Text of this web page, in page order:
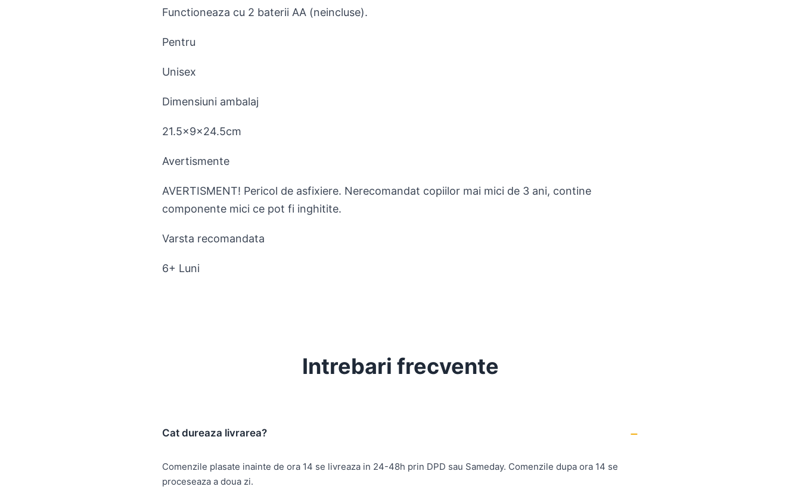
Functioneaza cu 2 baterii AA (neincluse).
Pentru
Unisex
Dimensiuni ambalaj
21.5x9x24.5cm
Avertismente
AVERTISMENT! Pericol de asfixiere. Nerecomandat copiilor mai mici de 3 ani, contine
componente mici ce pot fi inghitite.
Varsta recomandata
6+ Luni
Intrebari frecvente
Cat dureaza livrarea?
Comenzile plasate inainte de ora 14 se livreaza in 24-48h prin DPD sau Sameday. Comenzile dupa ora 14 se
proceseaza a doua zi.